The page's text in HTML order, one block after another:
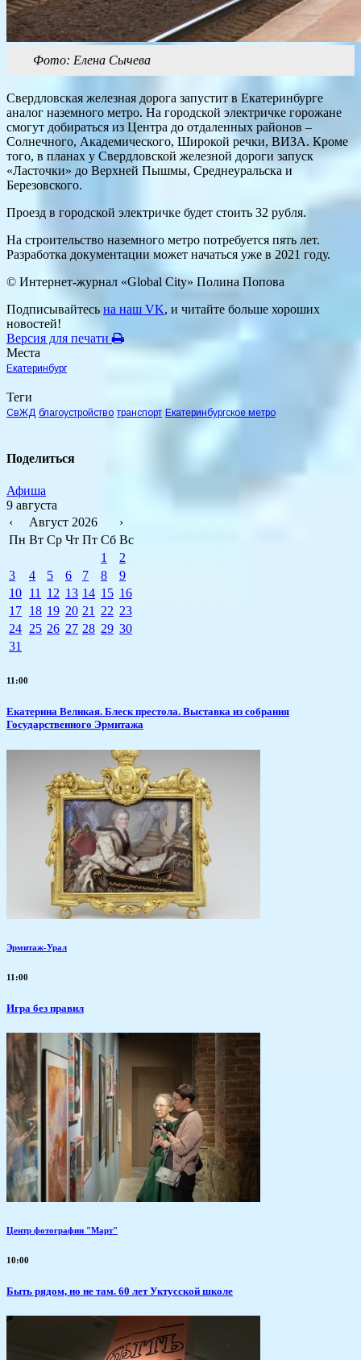
Фото: Елена Сычева
Свердловская железная дорога запустит в Екатеринбурге
аналог наземного метро. На городской электричке горожане
смогут добираться из Центра до отдаленных районов –
Солнечного, Академического, Широкой речки, ВИЗА. Кроме
того, в планах у Свердловской железной дороги запуск
«Ласточки» до Верхней Пышмы, Среднеуральска и
Березовского.
Проезд в городской электричке будет стоить 32 рубля.
На строительство наземного метро потребуется пять лет.
Разработка документации может начаться уже в 2021 году.
© Интернет-журнал «Global City» Полина Попова
Подписывайтесь на наш VK, и читайте больше хороших
новостей!
Версия для печати
Места
Екатеринбург
Теги
СвЖД благоустройство транспорт Екатеринбургское метро
Поделиться
Афиша
9 августа
‹
Август 2026
›
Пн Вт Ср Чт Пт Сб Вс
1
2
3
4 5 6 7 8
9
10 11 12 13 14 15 16
17 18 19 20 21 22 23
24 25 26 27 28 29 30
31
11:00
Екатерина Великая. Блеск престола. Выставка из собрания
Государственного Эрмитажа
Эрмитаж-Урал
11:00
​Игра без правил
Центр фотографии "Март"
10:00
Быть рядом, но не там. 60 лет Уктусской школе